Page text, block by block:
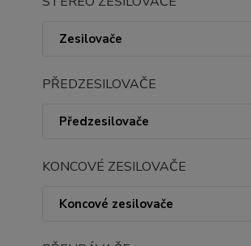
Zesilovače
PŘEDZESILOVAČE
Předzesilovače
KONCOVÉ ZESILOVAČE
Koncové zesilovače